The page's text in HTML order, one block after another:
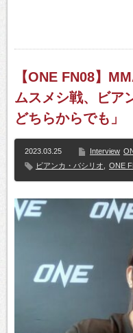
【ONE FN08】
ムスメシ戦、ビア
どちらからでも」
2023.03.25 Interview
ビアンカ・バシリオ
ONE